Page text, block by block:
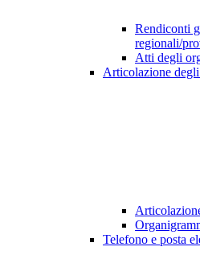
Rendiconti
regionali/
Atti degli
Articolazione
Telefono e posta